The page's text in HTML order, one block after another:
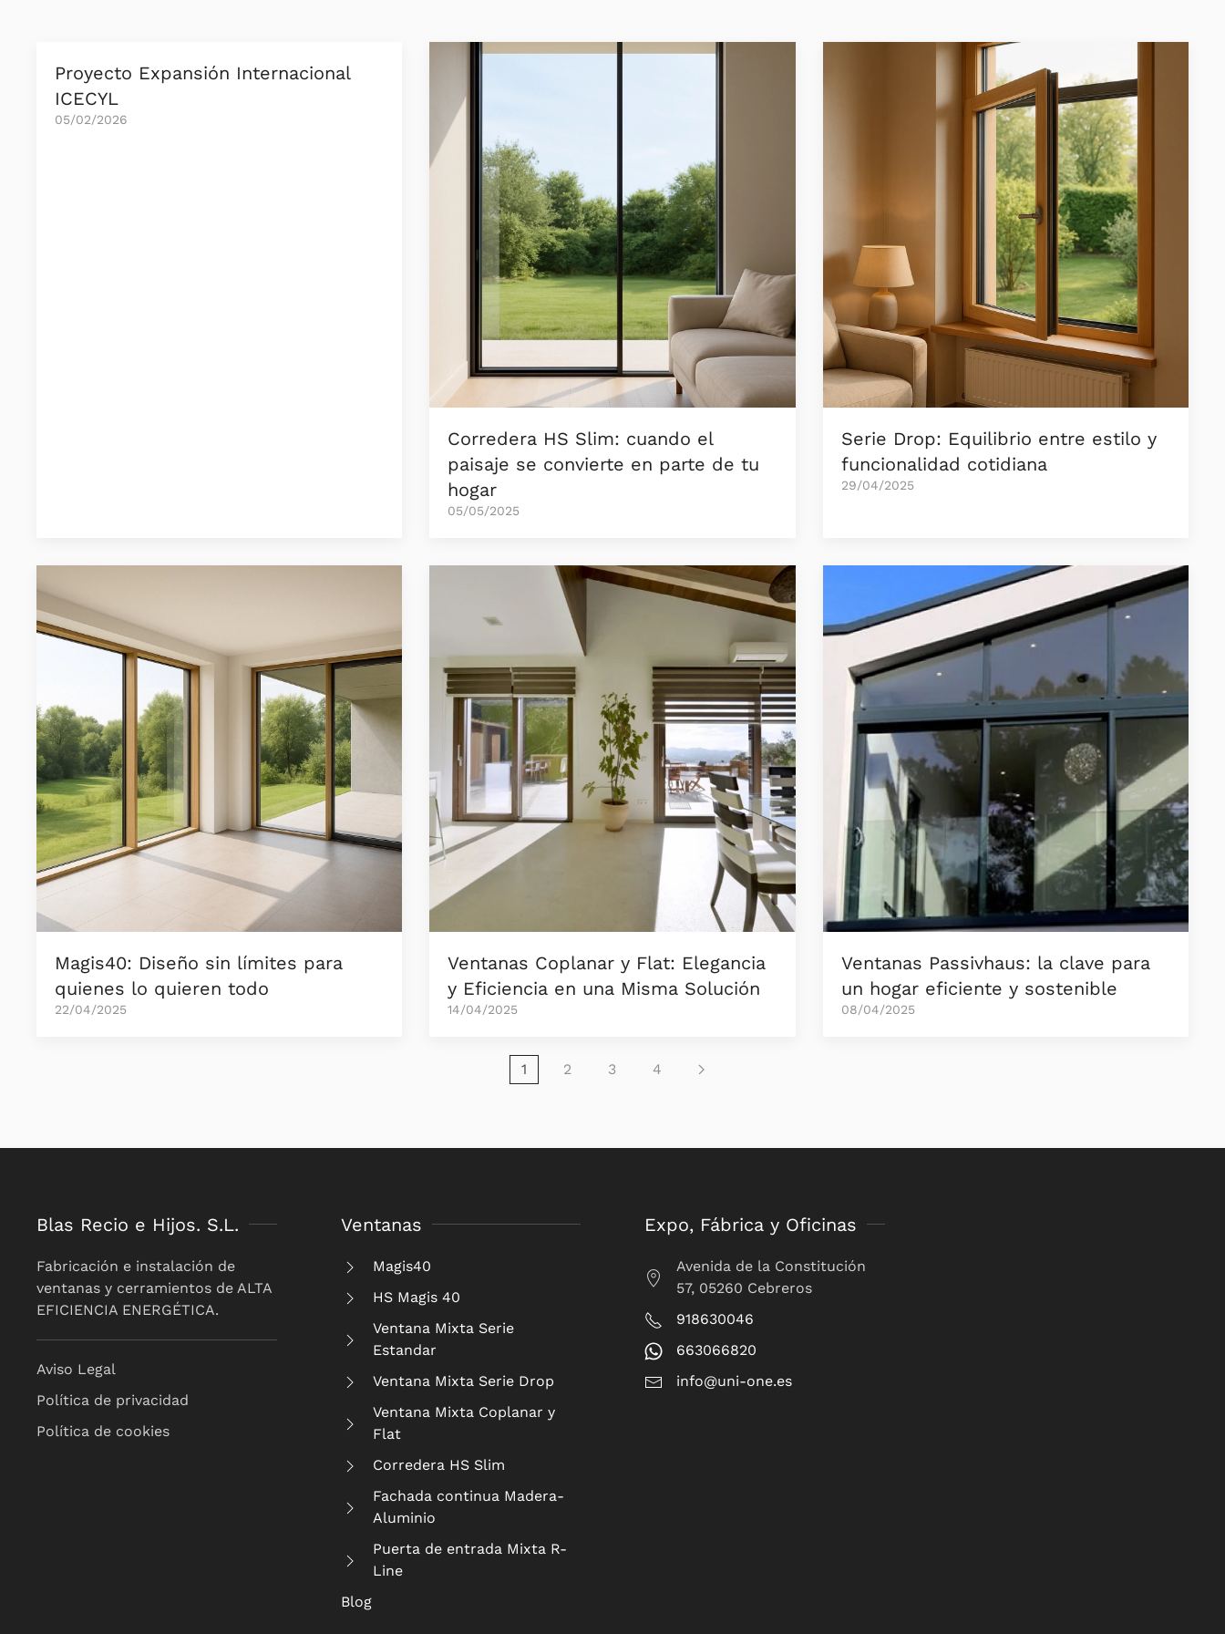
Proyecto Expansión Internacional
ICECYL
05/02/2026
Corredera HS Slim: cuando el
paisaje se convierte en parte de tu
hogar
05/05/2025
Serie Drop: Equilibrio entre estilo y
funcionalidad cotidiana
29/04/2025
Magis40: Diseño sin límites para
quienes lo quieren todo
22/04/2025
Ventanas Coplanar y Flat: Elegancia
y Eficiencia en una Misma Solución
14/04/2025
Ventanas Passivhaus: la clave para
un hogar eficiente y sostenible
08/04/2025
1 2 3 4
Blas Recio e Hijos. S.L.
Fabricación e instalación de
ventanas y cerramientos de ALTA
EFICIENCIA ENERGÉTICA.
Aviso Legal
Política de privacidad
Política de cookies
Ventanas
Magis40
HS Magis 40
Ventana Mixta Serie
Estandar
Ventana Mixta Serie Drop
Ventana Mixta Coplanar y
Flat
Corredera HS Slim
Fachada continua Madera-
Aluminio
Puerta de entrada Mixta R-
Line
Blog
Expo, Fábrica y Oficinas
Avenida de la Constitución
57, 05260 Cebreros
918630046
663066820
info@uni-one.es